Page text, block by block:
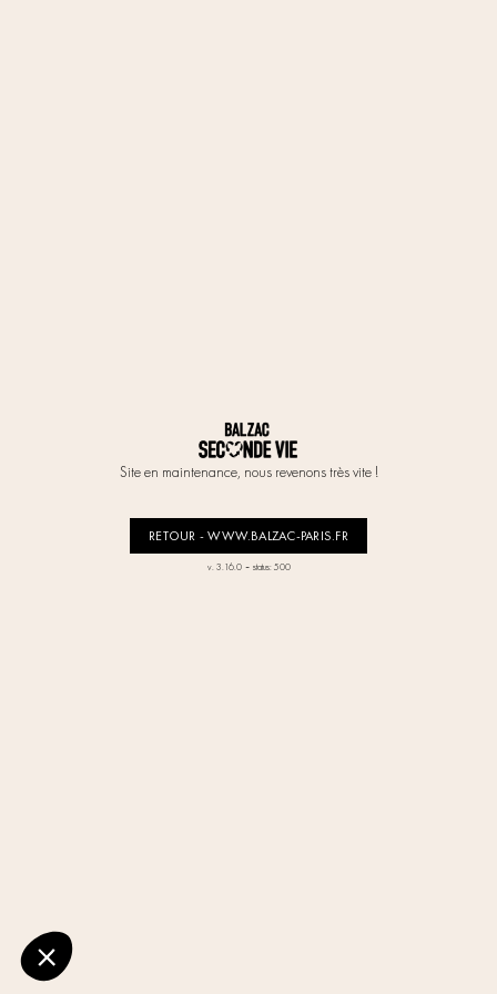
Site en maintenance, nous revenons très vite !
RETOUR - WWW.BALZAC-PARIS.FR
v. 3.16.0- status: 500